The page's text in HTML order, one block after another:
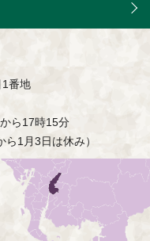
番地
ら17時15分
ら1月3日は休み）